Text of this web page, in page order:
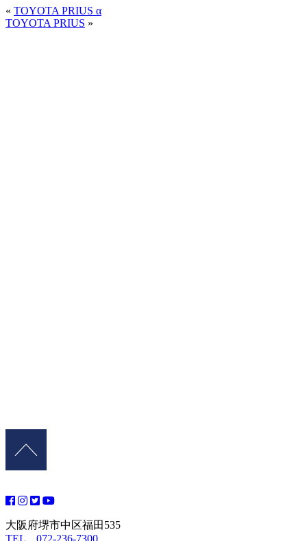
« TOYOTA PRIUS α
TOYOTA PRIUS »
大阪府堺市中区福田535
TEL 072-236-7300